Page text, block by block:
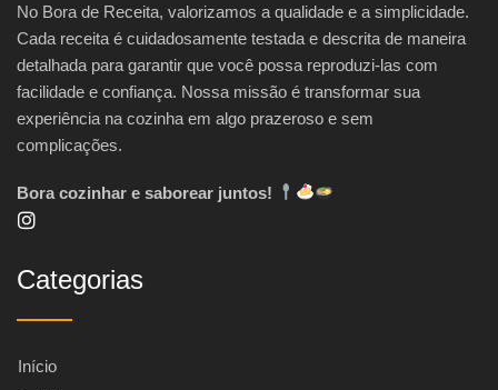
No Bora de Receita, valorizamos a qualidade e a simplicidade.
Cada receita é cuidadosamente testada e descrita de maneira
detalhada para garantir que você possa reproduzi-las com
facilidade e confiança. Nossa missão é transformar sua
experiência na cozinha em algo prazeroso e sem
complicações.
Bora cozinhar e saborear juntos!
Categorias
Início